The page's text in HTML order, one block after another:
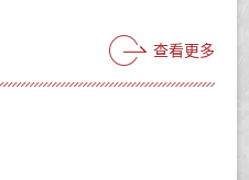
查看更多